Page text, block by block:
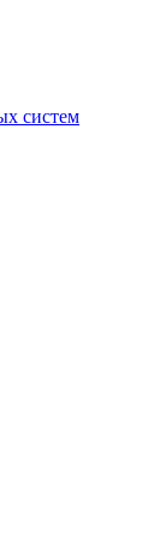
систем